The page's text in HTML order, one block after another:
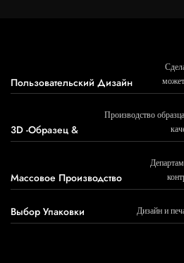
Пользовательский Дизайн
3D -образец &
Производство
Массовое Производство
Выбор Упаковки Дизайн и